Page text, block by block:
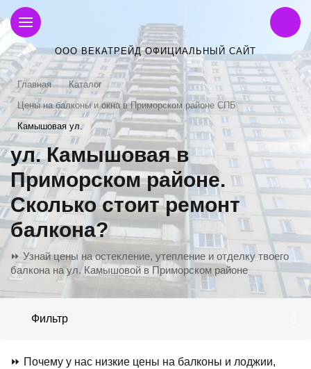
ООО ВЕКАТРЕЙД ОФИЦИАЛЬНЫЙ САЙТ
Главная
Каталог
Цены на балконы и окна в Приморском районе СПБ
Камышовая ул.
ул. Камышовая в
Приморском районе.
Сколько стоит ремонт
балкона?
⏩ Узнай цены на остекление, утепление и отделку твоего
балкона на ул. Камышовой в Приморском районе
Фильтр
⏩ Почему у нас низкие цены на балконы и лоджии,